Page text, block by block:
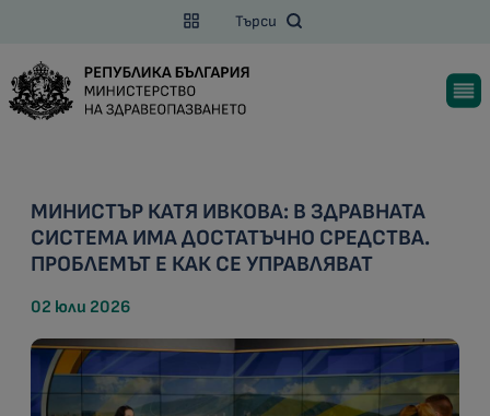
Търси
МИНИСТЪР КАТЯ ИВКОВА: В ЗДРАВНАТА
СИСТЕМА ИМА ДОСТАТЪЧНО СРЕДСТВА.
ПРОБЛЕМЪТ Е КАК СЕ УПРАВЛЯВАТ
02 юли 2026